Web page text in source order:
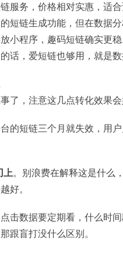
链服务，价格相对实惠，适
的短链生成功能，但在数据
小程序，趣码短链确实更
话，爱短链也够用，就是数
了，注意这几点转化效果会
的短链三个月就失效，用
上。别浪费在解释这是什么
好。
击数据要定期看，什么时
跟盲打没什么区别。